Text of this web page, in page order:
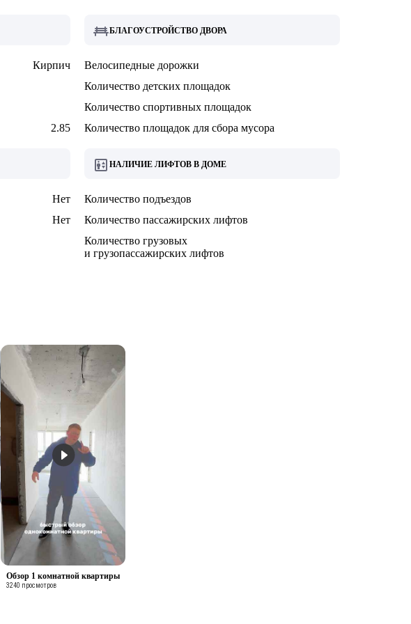
Кирпич
2.85
БЛАГОУСТРОЙСТВО ДВОРА
Велосипедные дорожки
Количество детских площадок
Количество спортивных площадок
Количество площадок для сбора мусора
Нет
Нет
НАЛИЧИЕ ЛИФТОВ В ДОМЕ
Количество подъездов
Количество пассажирских лифтов
Количество грузовых
и грузопассажирских лифтов
Обзор 1 комнатной квартиры
3240 просмотров